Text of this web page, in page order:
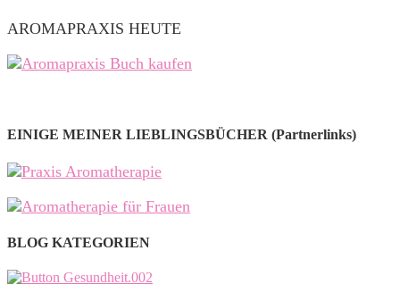
AROMAPRAXIS HEUTE
EINIGE MEINER LIEBLINGSBÜCHER (Partnerlinks)
BLOG KATEGORIEN